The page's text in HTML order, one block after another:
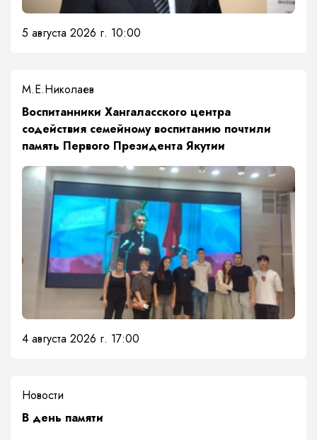
5 августа 2026 г. 10:00
М.Е.Николаев
​Воспитанники Хангаласского центра
содействия семейному воспитанию почтили
память Первого Президента Якутии
4 августа 2026 г. 17:00
Новости
​В день памяти